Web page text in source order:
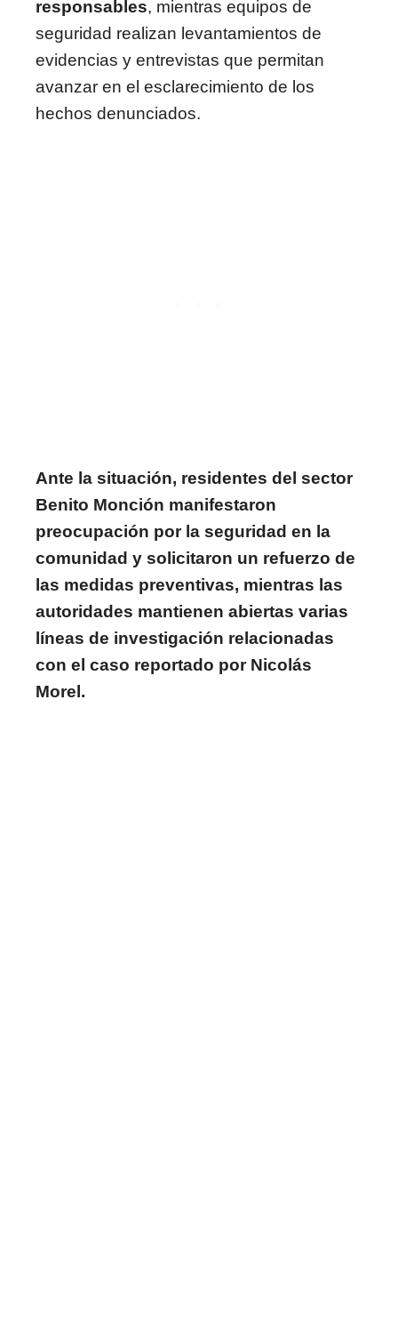
responsables, mientras equipos de
seguridad realizan levantamientos de
evidencias y entrevistas que permitan
avanzar en el esclarecimiento de los
hechos denunciados.
Ante la situación, residentes del sector
Benito Monción manifestaron
preocupación por la seguridad en la
comunidad y solicitaron un refuerzo de
las medidas preventivas, mientras las
autoridades mantienen abiertas varias
líneas de investigación relacionadas
con el caso reportado por Nicolás
Morel.